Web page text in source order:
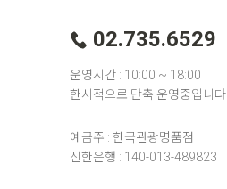
02.735.6529
운영시간 : 10:00 ~ 18:00
한시적으로 단축 운영중입니다
예금주 : 한국관광명품점
신한은행 : 140-013-489823